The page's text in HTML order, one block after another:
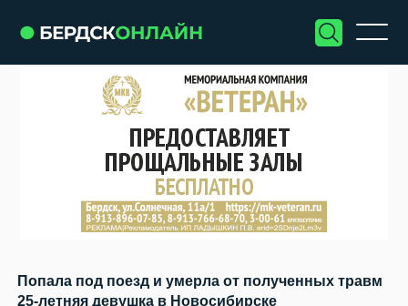
Попала под поезд и умерла от полученных травм
25-летняя девушка в Новосибирске